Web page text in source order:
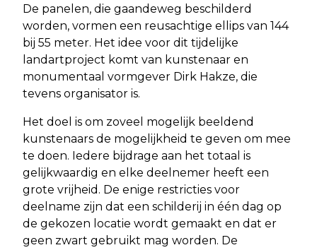
De panelen, die gaandeweg beschilderd
worden, vormen een reusachtige ellips van 144
bij 55 meter. Het idee voor dit tijdelijke
landartproject komt van kunstenaar en
monumentaal vormgever Dirk Hakze, die
tevens organisator is.
Het doel is om zoveel mogelijk beeldend
kunstenaars de mogelijkheid te geven om mee
te doen. Iedere bijdrage aan het totaal is
gelijkwaardig en elke deelnemer heeft een
grote vrijheid. De enige restricties voor
deelname zijn dat een schilderij in één dag op
de gekozen locatie wordt gemaakt en dat er
geen zwart gebruikt mag worden. De